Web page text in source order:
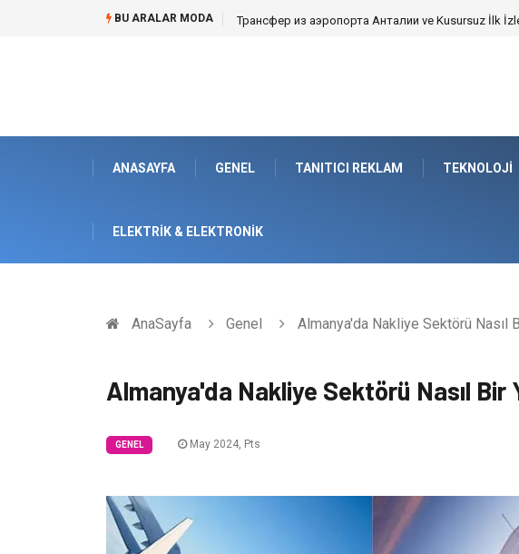
BU ARALAR MODA Kafes Sandık ve Peyzaj Mimarisinde Dev Bitkilerin
ANASAYFA GENEL TANITICI REKLAM TEKNOLOJI
ELEKTRIK & ELEKTRONIK
AnaSayfa Genel Almanya'da Nakliye Sektörü Nasıl
Almanya'da Nakliye Sektörü Nasıl Bir
GENEL May 2024, Pts